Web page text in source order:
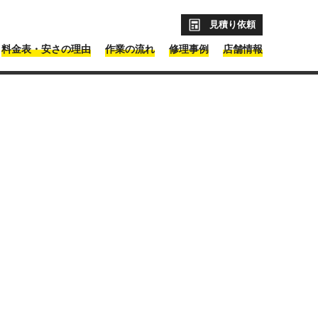
料金表・安さの理由 作業の流れ 修理事例 店舗情報
見積り依頼